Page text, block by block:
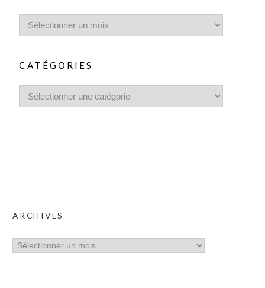
CATÉGORIES
ARCHIVES